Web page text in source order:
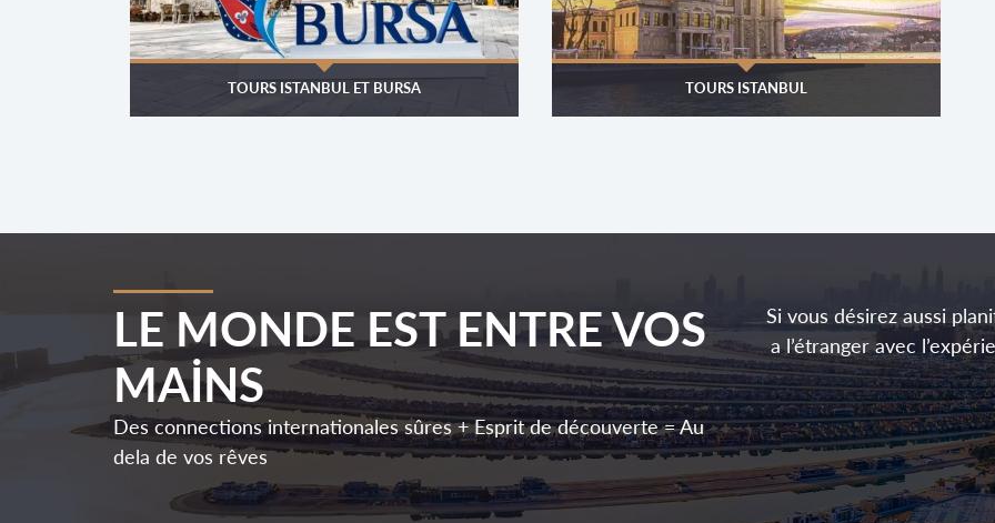
TOURS ISTANBUL ET BURSA TOURS ISTANBUL
LE MONDE EST ENTRE VOS
MAİNS
Des connections internationales sûres + Esprit de découverte = Au
dela de vos rêves
Si vous désirez aussi
a l’étranger avec